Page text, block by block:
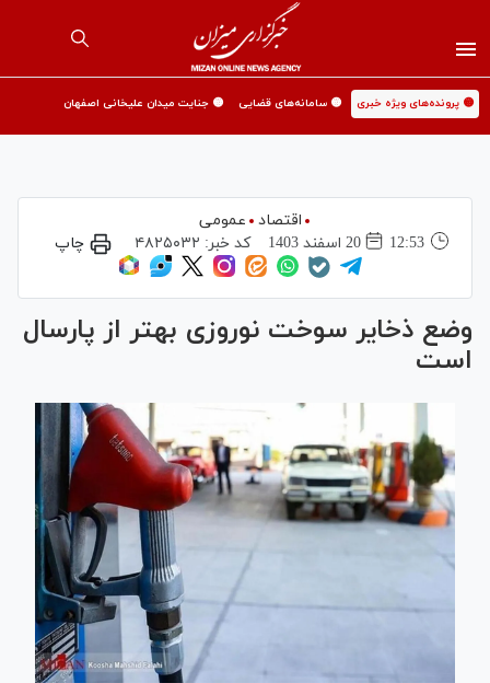
🟡 پرونده‌های ویژه خبری 🟡 سامانه‌های قضایی 🟡 جنایت میدان علیخانی اصفهان
اقتصاد
عمومی
12:53
20 اسفند 1403 کد خبر: ۴۸۲۵۰۳۲ چاپ
وضع ذخایر سوخت نوروزی بهتر از پارسال
است